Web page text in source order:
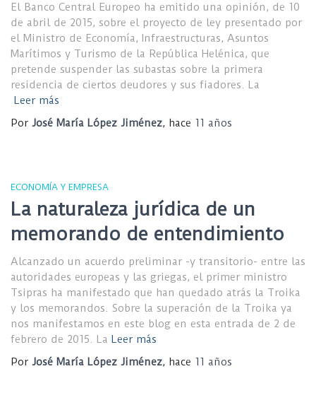
El Banco Central Europeo ha emitido una opinión, de 10
de abril de 2015, sobre el proyecto de ley presentado por
el Ministro de Economía, Infraestructuras, Asuntos
Marítimos y Turismo de la República Helénica, que
pretende suspender las subastas sobre la primera
residencia de ciertos deudores y sus fiadores. La
Leer más
Por José María López Jiménez, hace 11 años
ECONOMÍA Y EMPRESA
La naturaleza jurídica de un
memorando de entendimiento
Alcanzado un acuerdo preliminar -y transitorio- entre las
autoridades europeas y las griegas, el primer ministro
Tsipras ha manifestado que han quedado atrás la Troika
y los memorandos. Sobre la superación de la Troika ya
nos manifestamos en este blog en esta entrada de 2 de
febrero de 2015. La Leer más
Por José María López Jiménez, hace 11 años